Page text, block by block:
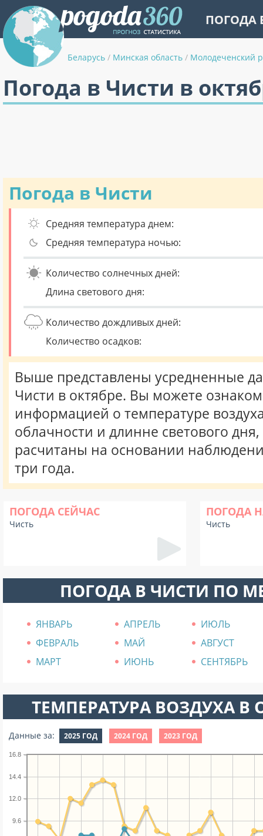
ПОГОДА
Беларусь / Минская область / Молодеченский
Погода в Чисти в
Погода в Чисти
Средняя температура днем:
Средняя температура ночью:
Количество солнечных дней:
Длина светового дня:
Количество дождливых дней:
Количество осадков:
Выше представлены усредненные
Чисти в октябре. Вы можете
информацией о температуре
облачности и длинне светового
расчитаны на основании
три года.
ПОГОДА СЕЙЧАС
Чисть
ПОГОДА
Чисть
ПОГОДА В ЧИСТИ ПО
ЯНВАРЬ АПРЕЛЬ
ИЮЛЬ
ФЕВРАЛЬ
МАЙ
АВГУСТ
МАРТ
ИЮНЬ СЕНТЯБРЬ
ТЕМПЕРАТУРА ВОЗДУХА В
Данные за: 2025 ГОД 2024 ГОД 2023 ГОД
9.6
12.0
14.4
16.8